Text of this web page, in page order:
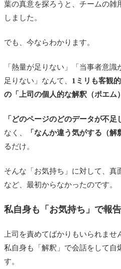
葉の真意を探ろうと、チームの雑
しました。
でも、今ならわかります。
「熱量が足りない」「当事者意
足りない」なんて、 1ミリも客観
の「上司の個人的な解釈（ポエム
「どのページのどのデータが不足
なく、
「なんか違う気がする（解
るだけ。
そんな「お気持ち」に対して、真
など、最初からなかったのです。
私自身も「お気持ち」で報
上司を責めてばかりもいられませ
私自身も「解釈」で会話をして自
す。